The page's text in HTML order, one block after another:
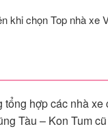
khi chọn Top nhà xe
tổng hợp các nhà xe
Tàu – Kon Tum